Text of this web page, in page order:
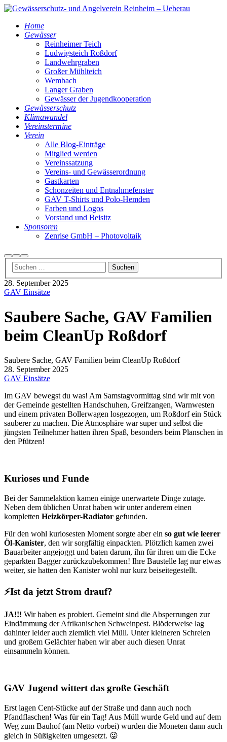
Home
Gewässer
Reinheimer Teich
Ludwigsteich Roßdorf
Landwehrgraben
Großer Mühlteich
Wembach
Langer Graben
Gewässer der Jugendkooperation
Gewässerschutz
Klimawandel
Vereinstermine
Verein
Alle Blog-Einträge
Mitglied werden
Vereinssatzung
Vereins- und Gewässerordnung
Gastkarten
Schonzeiten und Entnahmefenster
GAV T-Shirts und Polo-Hemden
Farben und Logos
Vorstand und Beisitz
Sponsoren
Zenrise GmbH – Photovoltaik
Suchen
Weitere
Informationen
Hauptmenü
28. September 2025
GAV Einsätze
Saubere Sache, GAV Familien
beim CleanUp Roßdorf
Saubere Sache, GAV Familien beim CleanUp Roßdorf
28. September 2025
GAV Einsätze
Im GAV bewegst du was! Am Samstagvormittag sind wir mit von
der Gemeinde gestellten Handschuhen, Greifzangen, Warnwesten
und einem privaten Bollerwagen losgezogen, um Roßdorf ein Stück
sauberer zu machen. Die Atmosphäre war super und selbst die
jüngsten Teilnehmer hatten ihren Spaß, besonders beim Planschen in
den Pfützen!
Kurioses und Funde
Bei der Sammelaktion kamen einige unerwartete Dinge zutage.
Neben dem üblichen Unrat haben wir unter anderem einen
kompletten Heizkörper-Radiator gefunden.
Für den wohl kuriosesten Moment sorgte aber ein so gut wie leerer
Öl-Kanister, den wir sorgfältig einpackten. Plötzlich kamen zwei
Bauarbeiter angejoggt und baten darum, ihn für ihren um die Ecke
geparkten Bagger zurückzubekommen! Ihre Baustelle lag nur etwas
weiter, sie hatten den Kanister wohl nur kurz beiseitegestellt.
⚡Ist da jetzt Strom drauf?
JA!!! Wir haben es probiert. Gemeint sind die Absperrungen zur
Eindämmung der Afrikanischen Schweinpest. Blöderweise lag
dahinter leider auch ziemlich viel Müll. Unter kleineren Schreien
und großem Gelächter haben wir aber auch diesen Unrat
einsammeln können.
GAV Jugend wittert das große Geschäft
Erst lagen Cent-Stücke auf der Straße und dann auch noch
Pfandflaschen! Was für ein Tag! Aus Müll wurde Geld und auf dem
Weg zum Bauhof (am Netto vorbei) wurden die Moneten dann auch
gleich in Süßigkeiten umgesetzt. 😜